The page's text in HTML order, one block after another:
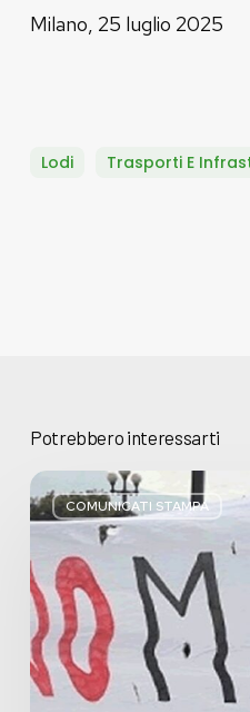
Milano, 25 luglio 2025
Lodi Trasporti E
Potrebbero interessarti
COMUNICATI STAMPA
Basta
bugie,
Regione
Lombardia
pratica
l’antimafia
solo
a
parole